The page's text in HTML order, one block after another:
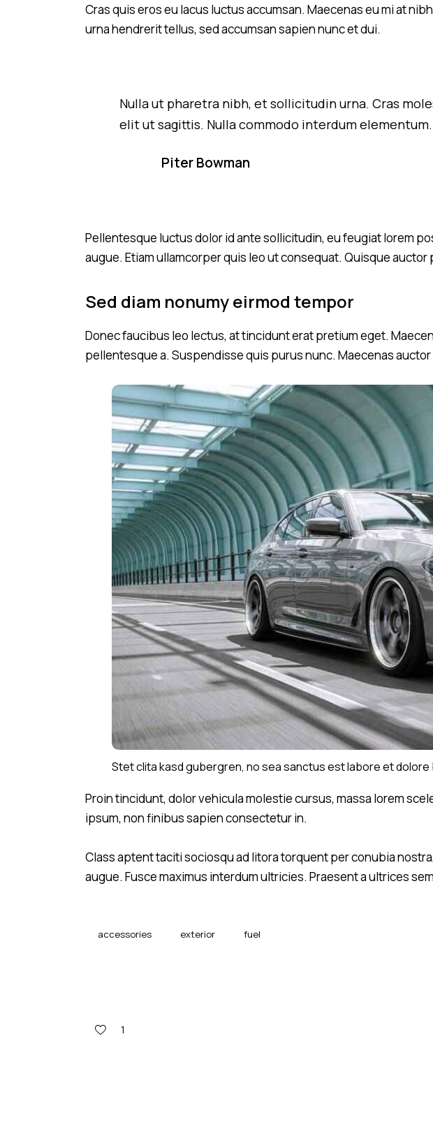
Cras quis eros eu lacus luctus accumsan. Maecenas eu mi at
urna hendrerit tellus, sed accumsan sapien nunc et dui.
Nulla ut pharetra nibh, et sollicitudin urna. Cras
elit ut sagittis. Nulla commodo interdum elementum.
Piter Bowman
Pellentesque luctus dolor id ante sollicitudin, eu feugiat lorem
augue. Etiam ullamcorper quis leo ut consequat. Quisque
Sed diam nonumy eirmod tempor
Donec faucibus leo lectus, at tincidunt erat pretium eget.
pellentesque a. Suspendisse quis purus nunc. Maecenas
Stet clita kasd gubergren, no sea sanctus est labore et dolore
Proin tincidunt, dolor vehicula molestie cursus, massa lorem
ipsum, non finibus sapien consectetur in.
Class aptent taciti sociosqu ad litora torquent per conubia
augue. Fusce maximus interdum ultricies. Praesent a ultrices
accessories exterior fuel
1